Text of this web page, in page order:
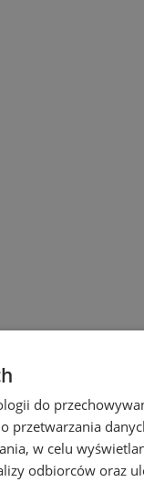
do
przetwarzania
w celu
odbiorców oraz